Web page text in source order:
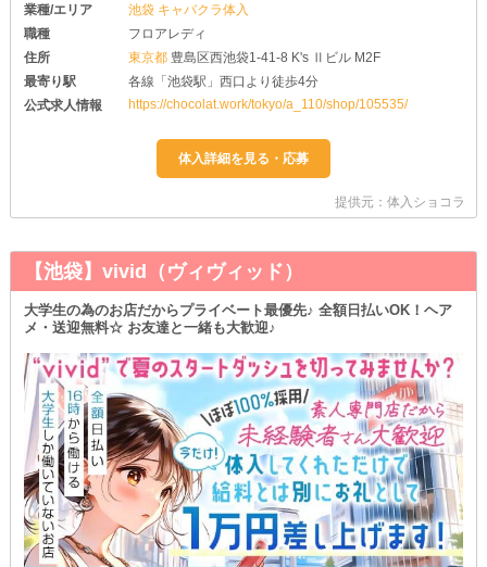
業種/エリア
池袋 キャバクラ体入
職種
フロアレディ
住所
東京都 豊島区西池袋1-41-8 K's Ⅱビル M2F
最寄り駅
各線「池袋駅」西口より徒歩4分
公式求人情報
https://chocolat.work/tokyo/a_110/shop/105535/
提供元：体入ショコラ
【池袋】vivid（ヴィヴィッド）
大学生の為のお店だからプライベート最優先♪ 全額日払いOK！ヘア
メ・送迎無料☆ お友達と一緒も大歓迎♪